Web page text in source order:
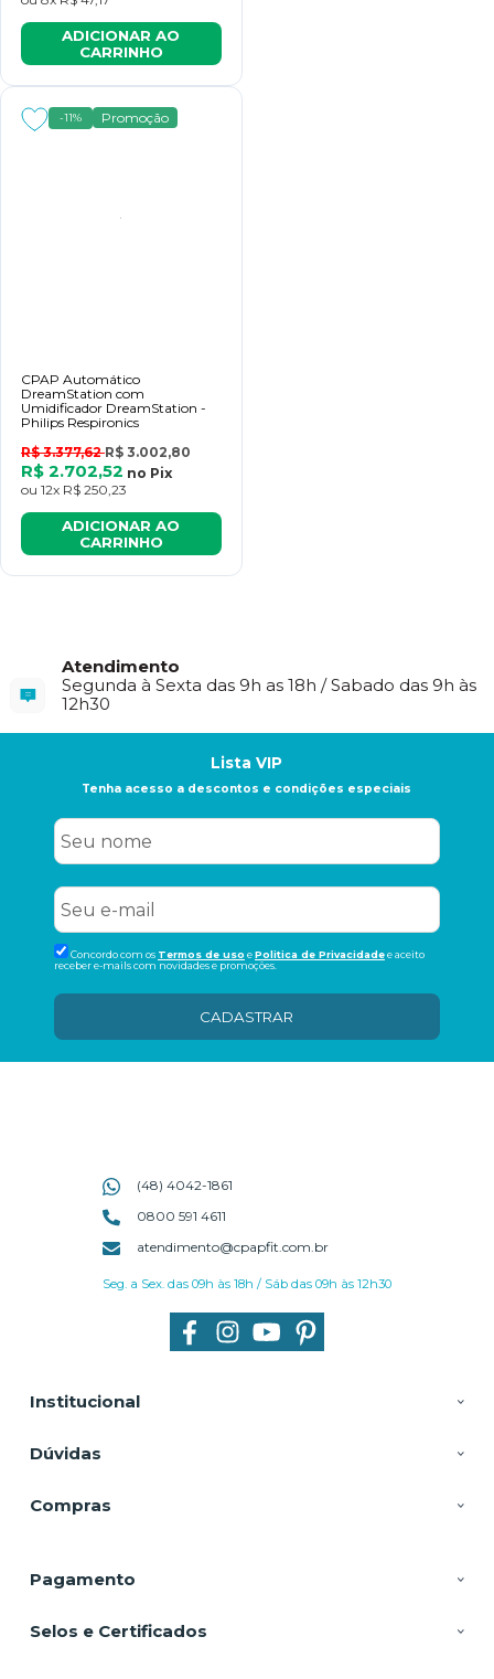
ADICIONAR AO
CARRINHO
-11% Promoção
CPAP Automático
DreamStation com
Umidificador DreamStation -
Philips Respironics
R$ 3.377,62R$ 3.002,80
R$ 2.702,52 no Pix
ou 12x R$ 250,23
ADICIONAR AO
CARRINHO
Atendimento
Segunda à Sexta das 9h as 18h / Sabado das 9h às
12h30
Lista VIP
Tenha acesso a descontos e condições especiais
Concordo com os Termos de uso ePolitica de Privacidadee aceito
receber e-mails com novidades e promoções.
CADASTRAR
Institucional
Dúvidas
Compras
(48) 4042-1861
0800 591 4611
atendimento@cpapfit.com.br
Seg. a Sex. das 09h às 18h / Sáb das 09h às 12h30
Pagamento
Selos e Certificados